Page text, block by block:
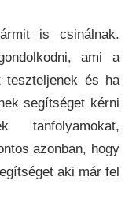
is csinálnak.
ami a
teszteljenek és ha
segítséget kérni
tanfolyamokat,
azonban, hogy
aki már fel